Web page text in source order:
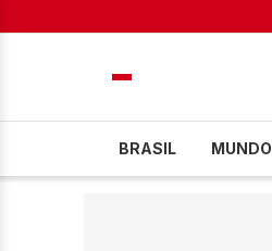
BRASIL MUNDO